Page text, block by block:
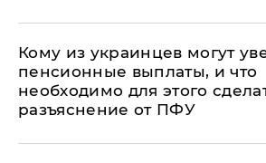
Кому из украинцев могут
пенсионные выплаты, и что
необходимо для этого
разъяснение от ПФУ